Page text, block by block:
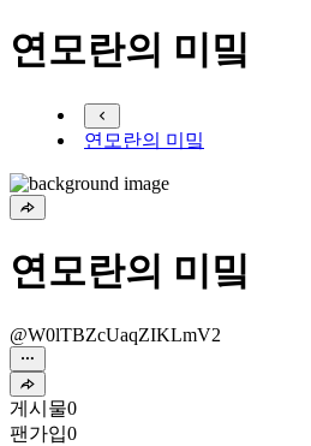
연모란의 미밐
연모란의 미밐
연모란의 미밐
@W0lTBZcUaqZIKLmV2
게시물0
팬가입0